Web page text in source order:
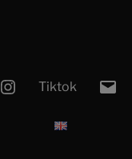
Instagram
Tiktok